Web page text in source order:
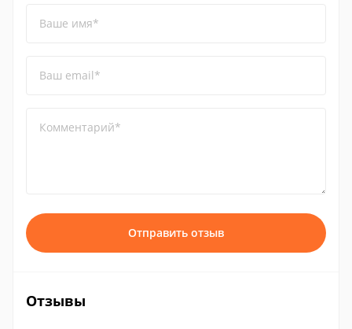
Ваше имя*
Ваш email*
Комментарий*
Отправить отзыв
Отзывы